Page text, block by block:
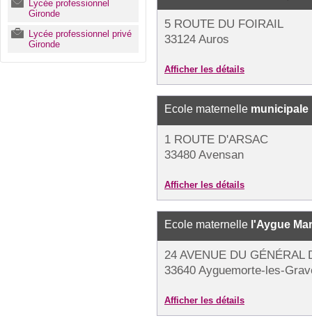
Lycée professionnel
Gironde
Lycée professionnel privé
Gironde
5 ROUTE DU FOIRAIL
33124 Auros
Afficher les détails
Ecole maternelle municipale
1 ROUTE D'ARSAC
33480 Avensan
Afficher les détails
Ecole maternelle l'Aygue
24 AVENUE DU GÉNÉRAL
33640 Ayguemorte-les-
Afficher les détails